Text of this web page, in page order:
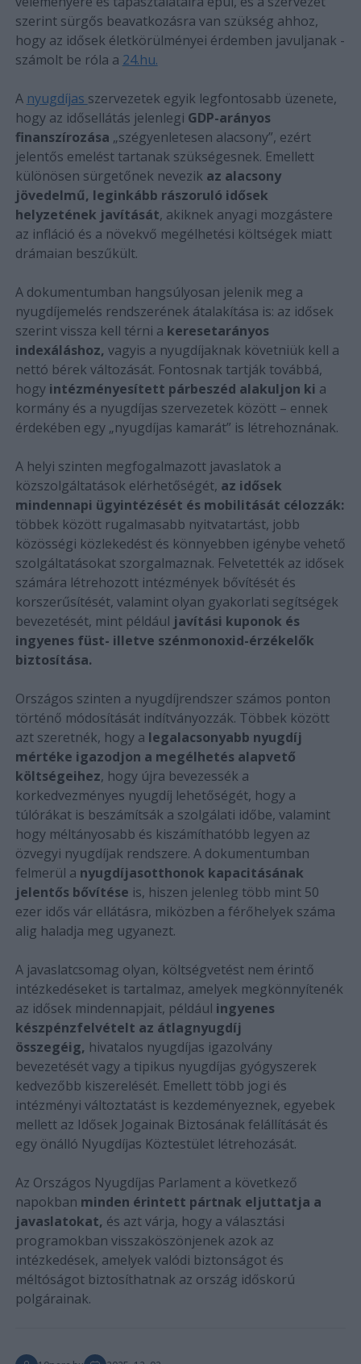
szerint sürgős beavatkozásra van szükség ahhoz,
hogy az idősek életkörülményei érdemben javuljanak -
számolt be róla a 24.hu.
A nyugdíjas szervezetek egyik legfontosabb üzenete,
hogy az idősellátás jelenlegi GDP-arányos
finanszírozása „szégyenletesen alacsony”, ezért
jelentős emelést tartanak szükségesnek. Emellett
különösen sürgetőnek nevezik az alacsony
jövedelmű, leginkább rászoruló idősek
helyzetének javítását, akiknek anyagi mozgástere
az infláció és a növekvő megélhetési költségek miatt
drámaian beszűkült.
A dokumentumban hangsúlyosan jelenik meg a
nyugdíjemelés rendszerének átalakítása is: az idősek
szerint vissza kell térni a keresetarányos
indexáláshoz, vagyis a nyugdíjaknak követniük kell a
nettó bérek változását. Fontosnak tartják továbbá,
hogy intézményesített párbeszéd alakuljon ki a
kormány és a nyugdíjas szervezetek között – ennek
érdekében egy „nyugdíjas kamarát” is létrehoznának.
A helyi szinten megfogalmazott javaslatok a
közszolgáltatások elérhetőségét, az idősek
mindennapi ügyintézését és mobilitását célozzák:
többek között rugalmasabb nyitvatartást, jobb
közösségi közlekedést és könnyebben igénybe vehető
szolgáltatásokat szorgalmaznak. Felvetették az idősek
számára létrehozott intézmények bővítését és
korszerűsítését, valamint olyan gyakorlati segítségek
bevezetését, mint például javítási kuponok és
ingyenes füst- illetve szénmonoxid-érzékelők
biztosítása.
Országos szinten a nyugdíjrendszer számos ponton
történő módosítását indítványozzák. Többek között
azt szeretnék, hogy a legalacsonyabb nyugdíj
mértéke igazodjon a megélhetés alapvető
költségeihez, hogy újra bevezessék a
korkedvezményes nyugdíj lehetőségét, hogy a
túlórákat is beszámítsák a szolgálati időbe, valamint
hogy méltányosabb és kiszámíthatóbb legyen az
özvegyi nyugdíjak rendszere. A dokumentumban
felmerül a nyugdíjasotthonok kapacitásának
jelentős bővítése is, hiszen jelenleg több mint 50
ezer idős vár ellátásra, miközben a férőhelyek száma
alig haladja meg ugyanezt.
A javaslatcsomag olyan, költségvetést nem érintő
intézkedéseket is tartalmaz, amelyek megkönnyítenék
az idősek mindennapjait, például ingyenes
készpénzfelvételt az átlagnyugdíj
összegéig, hivatalos nyugdíjas igazolvány
bevezetését vagy a tipikus nyugdíjas gyógyszerek
kedvezőbb kiszerelését. Emellett több jogi és
intézményi változtatást is kezdeményeznek, egyebek
mellett az Idősek Jogainak Biztosának felállítását és
egy önálló Nyugdíjas Köztestület létrehozását.
Az Országos Nyugdíjas Parlament a következő
napokban minden érintett pártnak eljuttatja a
javaslatokat, és azt várja, hogy a választási
programokban visszaköszönjenek azok az
intézkedések, amelyek valódi biztonságot és
méltóságot biztosíthatnak az ország időskorú
polgárainak.